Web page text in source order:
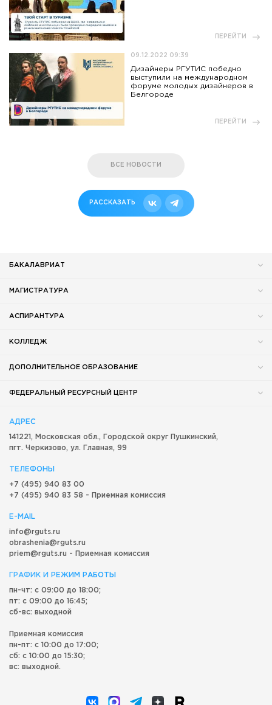
ПЕРЕЙТИ
09.12.2022 09:39
Дизайнеры РГУТИС победно
выступили на международном
форуме молодых дизайнеров в
Белгороде
ПЕРЕЙТИ
ВСЕ НОВОСТИ
РАССКАЗАТЬ
БАКАЛАВРИАТ
МАГИСТРАТУРА
АСПИРАНТУРА
КОЛЛЕДЖ
ДОПОЛНИТЕЛЬНОЕ ОБРАЗОВАНИЕ
ФЕДЕРАЛЬНЫЙ РЕСУРСНЫЙ ЦЕНТР
АДРЕС
141221, Московская обл., Городской округ Пушкинский,
пгт. Черкизово, ул. Главная, 99
ТЕЛЕФОНЫ
+7 (495) 940 83 00
+7 (495) 940 83 58 - Приемная комиссия
E-MAIL
info@rguts.ru
obrashenia@rguts.ru
priem@rguts.ru - Приемная комиссия
ГРАФИК И РЕЖИМ РАБОТЫ
пн-чт: с 09:00 до 18:00;
пт: с 09:00 до 16:45;
сб-вс: выходной
Приемная комиссия
пн-пт: с 10:00 до 17:00;
сб: с 10:00 до 15:30;
вс: выходной.